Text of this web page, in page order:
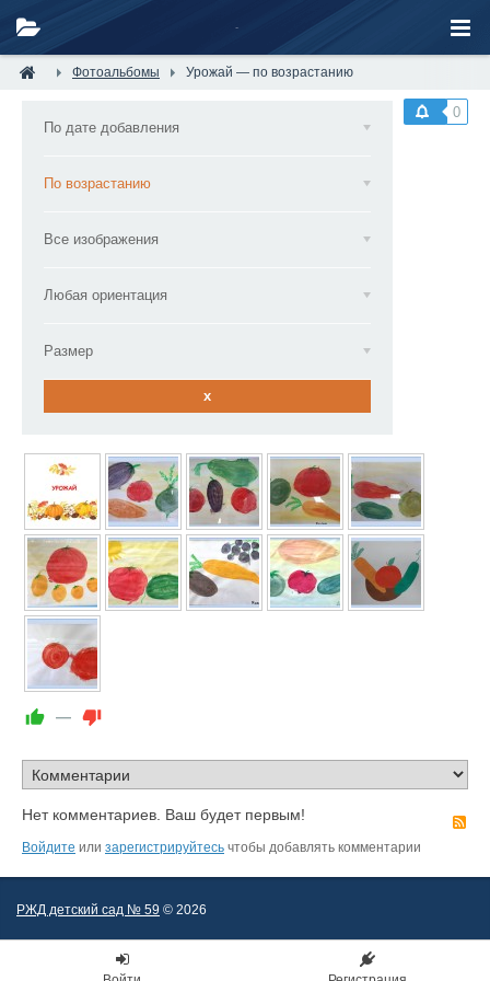
Фотоальбомы Урожай — по возрастанию
0
По дате добавления
По возрастанию
Все изображения
Любая ориентация
Размер
x
—
Нет комментариев. Ваш будет первым!
Войдите или зарегистрируйтесь чтобы добавлять комментарии
РЖД детский сад № 59 © 2026